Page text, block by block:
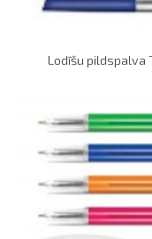
Lodīšu pildspalva